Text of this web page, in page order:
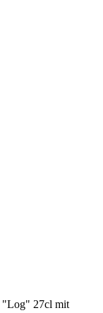
"Log" 27cl mit